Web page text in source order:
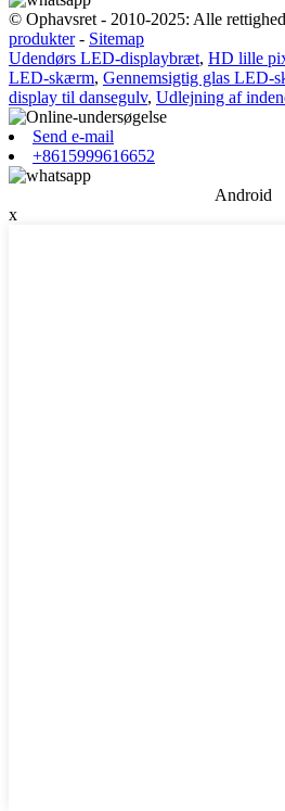
© Ophavsret - 2010-2025: Alle
produkter- Sitemap
Udendørs LED-displaybræt, HD lille
LED-skærm, Gennemsigtig glas LED-
display til dansegulv, Udlejning af
Send e-mail
+8615999616652
Android
x